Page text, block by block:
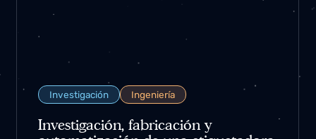
Investigación Ingeniería